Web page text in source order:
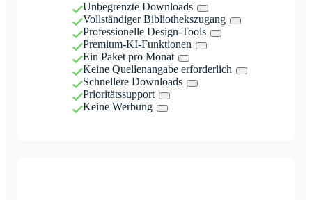
Unbegrenzte Downloads
Vollständiger Bibliothekszugang
Professionelle Design-Tools
Premium-KI-Funktionen
Ein Paket pro Monat
Keine Quellenangabe erforderlich
Schnellere Downloads
Prioritätssupport
Keine Werbung